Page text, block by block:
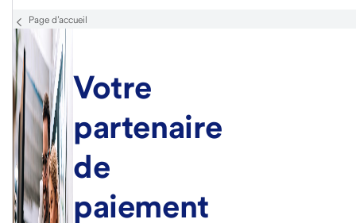
Page d’accueil
Votre
partenaire
de
paiement